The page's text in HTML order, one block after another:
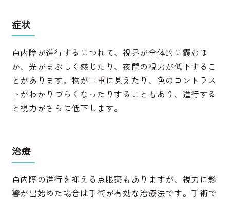
症状
白内障が進行するにつれて、視界が全体的に霞むほ
か、光がまぶしく感じたり、夜間の視力が低下するこ
とがあります。物が二重に見えたり、色のコントラス
トがわかりづらくなったりすることもあり、進行する
と視力がさらに低下します。
治療
白内障の進行を抑える点眼薬もありますが、視力に影
響が出始めた場合は手術が有効な治療法です。手術で